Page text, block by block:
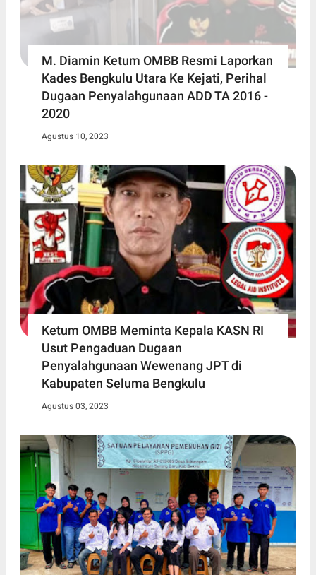
M. Diamin Ketum OMBB Resmi Laporkan
Kades Bengkulu Utara Ke Kejati, Perihal
Dugaan Penyalahgunaan ADD TA 2016 -
2020
Agustus 10, 2023
Ketum OMBB Meminta Kepala KASN RI
Usut Pengaduan Dugaan
Penyalahgunaan Wewenang JPT di
Kabupaten Seluma Bengkulu
Agustus 03, 2023